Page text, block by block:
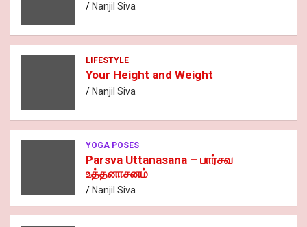
Nanjil Siva
LIFESTYLE
Your Height and Weight
Nanjil Siva
YOGA POSES
Parsva Uttanasana – பார்சவ
உத்தனாசனம்
Nanjil Siva